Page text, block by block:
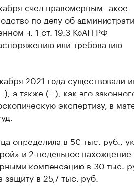
счел правомерным такое
по делу об
ч. 1 ст. 19.3 КоАП РФ
или требованию
2021 года существовали
а также (…), как его
экспертизу, в
определила в 50 тыс. руб.,
и 2-недельное нахождение
компенсацию в 30 тыс.
в 25,7 тыс. руб.